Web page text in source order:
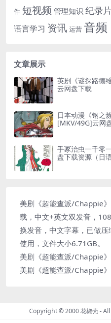
件 短视频 管理知识 纪录
语言学习 资讯 运营 音频
文章展示
英剧《谜探路德
云网盘下载
日本动漫《钢之
[MKV/49G]云网
手冢治虫一千零
盘下载资源（日
美剧《超能查派/Chappie
载，中文+英文双发音，
换发音，中文字幕，已做
使用，文件大小6.71GB。
美剧《超能查派/Chappie》
美剧《超能查派/Chappie》
Copyright © 2000 花椒壳 -